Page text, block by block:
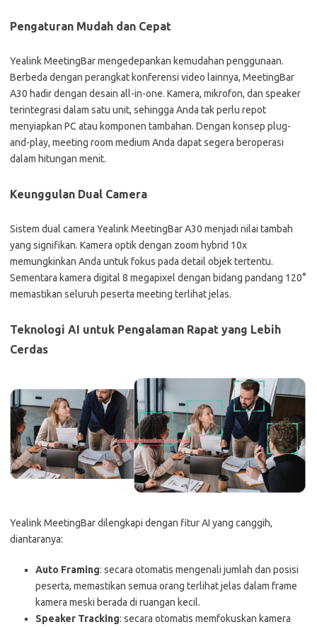
Pengaturan Mudah dan Cepat
Yealink MeetingBar mengedepankan kemudahan penggunaan.
Berbeda dengan perangkat konferensi video lainnya, MeetingBar
A30 hadir dengan desain all-in-one. Kamera, mikrofon, dan speaker
terintegrasi dalam satu unit, sehingga Anda tak perlu repot
menyiapkan PC atau komponen tambahan. Dengan konsep plug-
and-play, meeting room medium Anda dapat segera beroperasi
dalam hitungan menit.
Keunggulan Dual Camera
Sistem dual camera Yealink MeetingBar A30 menjadi nilai tambah
yang signifikan. Kamera optik dengan zoom hybrid 10x
memungkinkan Anda untuk fokus pada detail objek tertentu.
Sementara kamera digital 8 megapixel dengan bidang pandang 120°
memastikan seluruh peserta meeting terlihat jelas.
Teknologi AI untuk Pengalaman Rapat yang Lebih
Cerdas
Yealink MeetingBar dilengkapi dengan fitur AI yang canggih,
diantaranya:
Auto Framing: secara otomatis mengenali jumlah dan posisi
peserta, memastikan semua orang terlihat jelas dalam frame
kamera meski berada di ruangan kecil.
Speaker Tracking: secara otomatis memfokuskan kamera